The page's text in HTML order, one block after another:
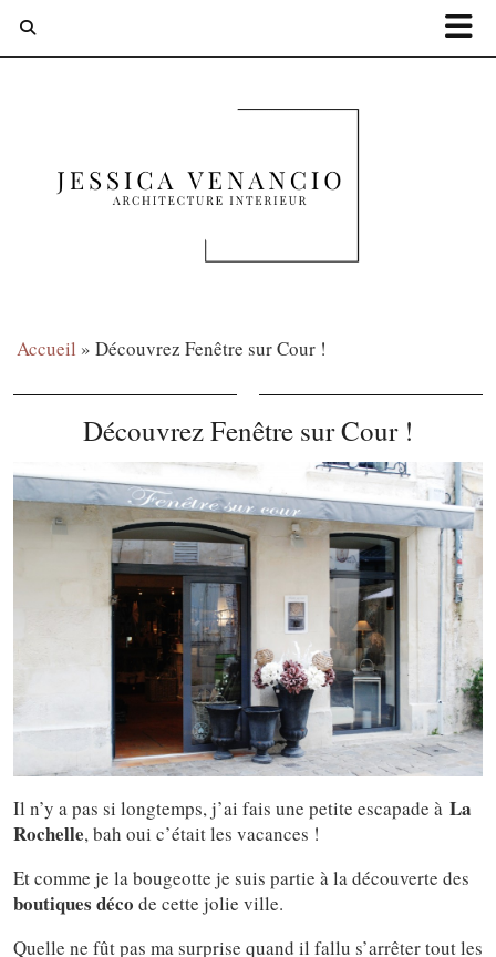
Accueil » Découvrez Fenêtre sur Cour !
Découvrez Fenêtre sur Cour !
Il n’y a pas si longtemps, j’ai fais une petite escapade à La
Rochelle, bah oui c’était les vacances !
Et comme je la bougeotte je suis partie à la découverte des
boutiques déco de cette jolie ville.
Quelle ne fût pas ma surprise quand il fallu s’arrêter tout les